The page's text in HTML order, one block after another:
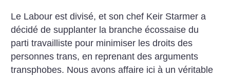
Le Labour est divisé, et son chef Keir Starmer a
décidé de supplanter la branche écossaise du
parti travailliste pour minimiser les droits des
personnes trans, en reprenant des arguments
transphobes. Nous avons affaire ici à un véritable